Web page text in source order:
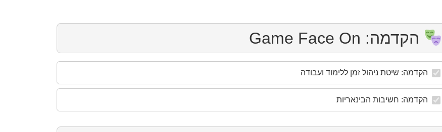
הקדמה: Game Face On
הקדמה: שיטת ניהול זמן ללימוד ועבודה
הקדמה: חשיבות הבינאריות